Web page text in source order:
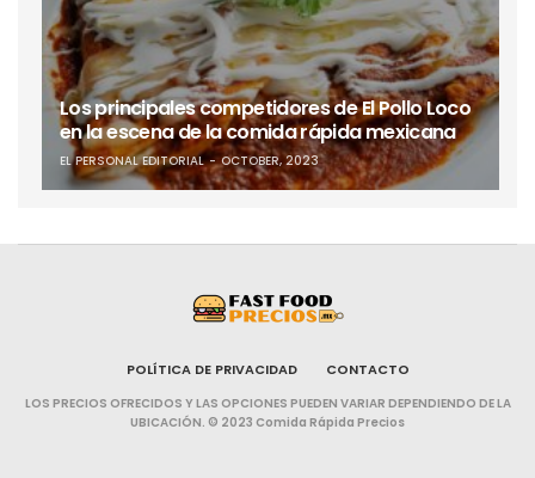
Los principales competidores de El Pollo Loco
en la escena de la comida rápida mexicana
EL PERSONAL EDITORIAL OCTOBER, 2023
POLÍTICA DE PRIVACIDAD CONTACTO
LOS PRECIOS OFRECIDOS Y LAS OPCIONES PUEDEN VARIAR DEPENDIENDO DE LA
UBICACIÓN. © 2023 Comida Rápida Precios